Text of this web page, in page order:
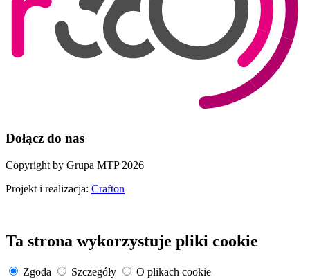
Dołącz do nas
Copyright by Grupa MTP 2026
Projekt i realizacja: Crafton
Ta strona wykorzystuje pliki cookie
Zgoda Szczegóły
O plikach cookie